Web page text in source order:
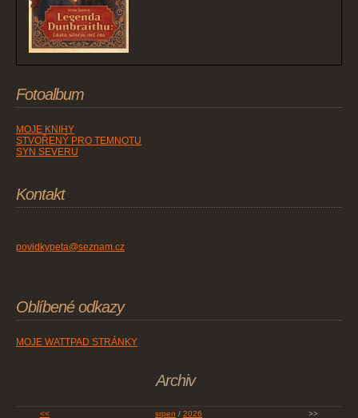
Fotoalbum
MOJE KNIHY
STVOŘENÝ PRO TEMNOTU
SYN SEVERU
Kontakt
povidkypeta@seznam.cz
Oblíbené odkazy
MOJE WATTPAD STRÁNKY
Archiv
<< srpen / 2026 >>